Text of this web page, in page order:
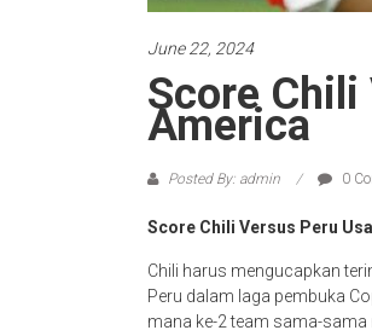
June 22, 2024
Score Chili
America
Posted By: admin 0
Score Chili Versus Peru
Chili harus mengucapkan
Peru dalam laga pembuka
mana ke-2 team sama-